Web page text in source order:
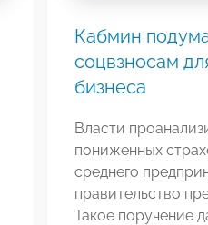
Кабмин
соцвзносам
бизнеса
Власти
пониженных
среднего
правительство
Такое поручение